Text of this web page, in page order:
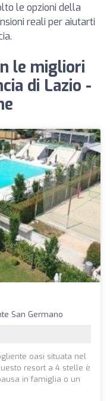
le opzioni della
reali per aiutarti
le migliori
di Lazio -
San Germano
oasi situata nel
resort a 4 stelle è
in famiglia o un